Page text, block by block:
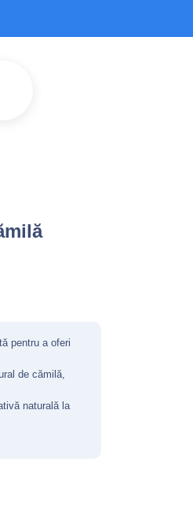
pentru a oferi
de cămilă,
naturală la